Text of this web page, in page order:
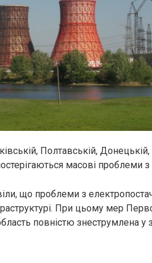
Полтавській,
масові проблеми
що проблеми з
При цьому мер
повністю знеструмлена у